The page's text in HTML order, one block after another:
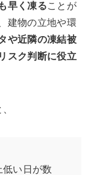
早く凍ることが
建物の立地や環
や近隣の凍結被
スク判断に役立
い日が数